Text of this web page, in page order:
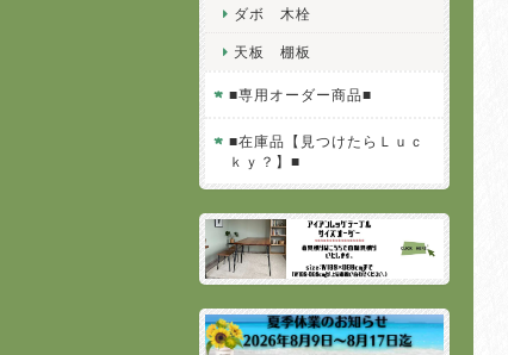
ダボ 木栓
天板 棚板
■専用オーダー商品■
■在庫品【見つけたらＬｕｃ
ｋｙ？】■